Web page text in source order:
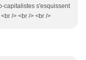
capitalistes s'esquissent
/> <br /> <br />